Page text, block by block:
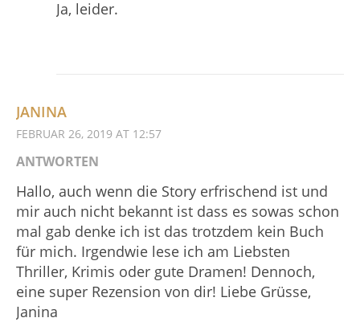
Ja, leider.
JANINA
FEBRUAR 26, 2019 AT 12:57
ANTWORTEN
Hallo, auch wenn die Story erfrischend ist und
mir auch nicht bekannt ist dass es sowas schon
mal gab denke ich ist das trotzdem kein Buch
für mich. Irgendwie lese ich am Liebsten
Thriller, Krimis oder gute Dramen! Dennoch,
eine super Rezension von dir! Liebe Grüsse,
Janina